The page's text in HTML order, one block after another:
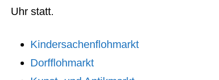
Uhr statt.
Kindersachenflohmarkt
Dorfflohmarkt